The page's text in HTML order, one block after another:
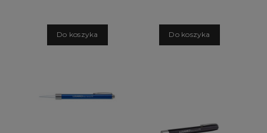
Do koszyka Do koszyka